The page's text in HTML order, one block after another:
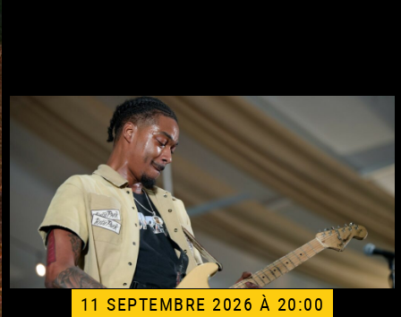
11 SEPTEMBRE 2026 À 20:00